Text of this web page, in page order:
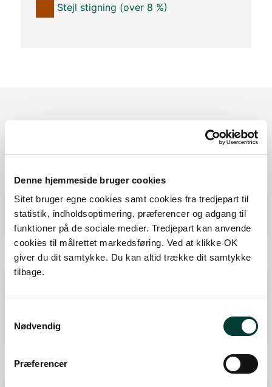
Denne hjemmeside bruger cookies
Sitet bruger egne cookies samt cookies fra tredjepart til
statistik, indholdsoptimering, præferencer og adgang til
funktioner på de sociale medier. Tredjepart kan anvende
cookies til målrettet markedsføring. Ved at klikke OK
giver du dit samtykke. Du kan altid trække dit samtykke
tilbage.
Nødvendig
Præferencer
Stejl stigning (over 8 %)
Samlet:
Udsigtspunkt
0 km 0,0 km
P-plads
Fra forrige: 0,2 km Samlet:0,2 km
Information
Fra forrige: